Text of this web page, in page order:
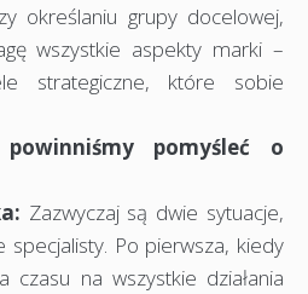
określaniu grupy docelowej,
wszystkie aspekty marki –
strategiczne, które sobie
pomyśleć o
Zazwyczaj są dwie sytuacje,
Po pierwsza, kiedy
na wszystkie działania